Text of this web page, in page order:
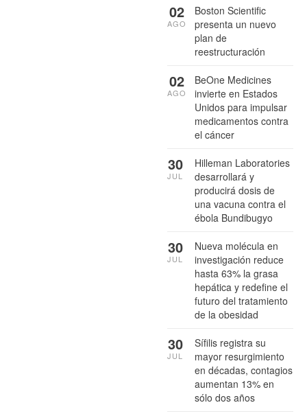
Boston Scientific
presenta un nuevo
plan de
reestructuración
02
AGO
BeOne Medicines
invierte en Estados
Unidos para impulsar
medicamentos contra
el cáncer
02
AGO
Hilleman Laboratories
desarrollará y
producirá dosis de
una vacuna contra el
ébola Bundibugyo
30
JUL
Nueva molécula en
investigación reduce
hasta 63% la grasa
hepática y redefine el
futuro del tratamiento
de la obesidad
30
JUL
Sífilis registra su
mayor resurgimiento
en décadas, contagios
aumentan 13% en
sólo dos años
30
JUL